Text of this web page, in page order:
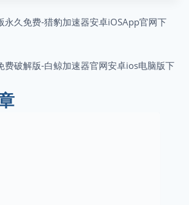
永久免费-猎豹加速器安卓iOSApp官网下
费破解版-白鲸加速器官网安卓ios电脑版下